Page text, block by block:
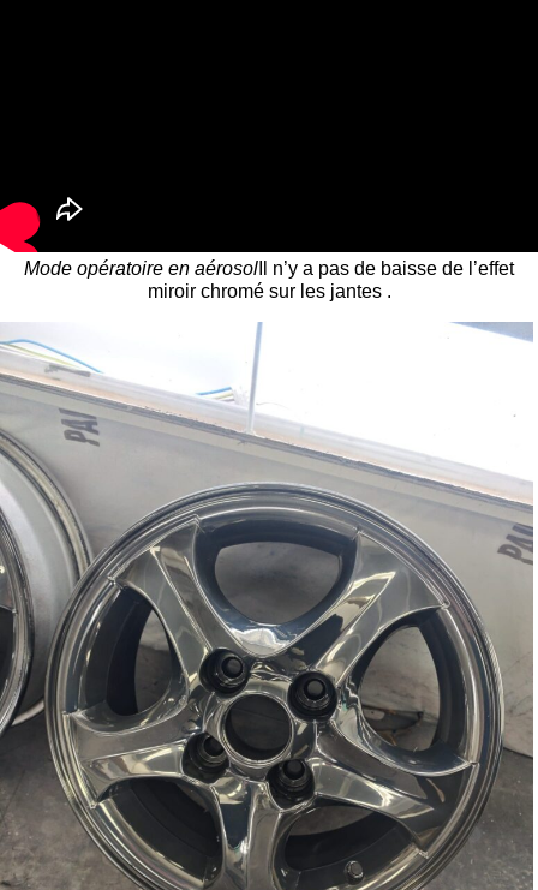
Mode opératoire en aérosol Il n’y a pas de baisse de l’effet
miroir chromé sur les jantes .